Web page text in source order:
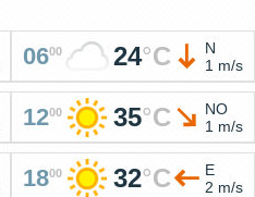
0600 24°C
N
1 m/s
1200 35°C
NO
1 m/s
1800 32°C
E
2 m/s